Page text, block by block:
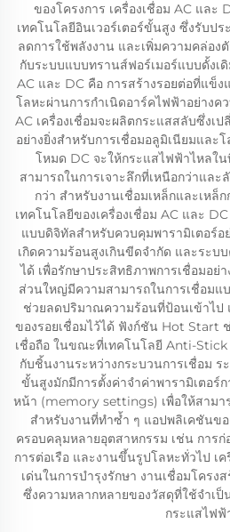
ของโครงการ เครื่องเชื่อม AC แล
เทคโนโลยีอินเวอร์เตอร์ขั้นสูง ซึ่งรับป
ลดการใช้พลังงาน และเพิ่มความคล่อง
กับระบบแบบทรานส์ฟอร์เมอร์แบบดั้งเ
AC และ DC คือ การสร้างรอยต่อที่แข็
โลหะผ่านการกำเนิดอาร์คไฟฟ้าอย่าง
AC เครื่องเชื่อมจะผลิตกระแสสลับซึ่งเป
อย่างยิ่งสำหรับการเชื่อมอลูมิเนียมและ
โหมด DC จะให้กระแสไฟฟ้าไหลใ
สามารถในการเจาะลึกที่เหนือกว่าแล
กว่า สำหรับงานเชื่อมเหล็กและเห
เทคโนโลยีของเครื่องเชื่อม AC และ
แบบดิจิทัลสำหรับควบคุมพารามิเตอร์อ
เกิดความร้อนสูงเกินขีดจำกัด และระบ
ได้ เพื่อรักษาประสิทธิภาพการเชื่อมอย่
ส่วนใหญ่มีความสามารถในการเชื่อม
ช่วยลดปริมาณความร้อนที่ป้อนเข้าไป
ของรอยเชื่อมไว้ได้ ฟังก์ชัน Hot Start
เชื่อถือ ในขณะที่เทคโนโลยี Anti-
กับชิ้นงานระหว่างกระบวนการเชื่อม ร
ขั้นสูงมักมีการตั้งค่าจำค่าพารามิเตอร์
หน้า (memory settings) เพื่อให้สามาร
สำหรับงานที่ทำซ้ำ ๆ แอปพลิเคชันขอ
ครอบคลุมหลายอุตสาหกรรม เช่น การ
การต่อเรือ และงานขึ้นรูปโลหะทั่วไป เ
เด่นในการบำรุงรักษา งานเชื่อมโครง
ซึ่งความหลากหลายของวัสดุที่ใช้จำเ
กระแสไฟฟ้